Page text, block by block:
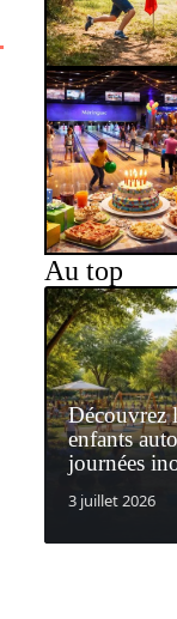
Au top
Découvrez
enfants
journées
3 juillet 2026